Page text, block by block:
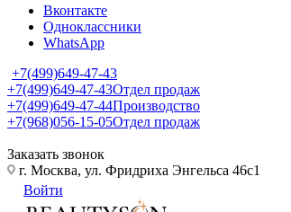
Вконтакте
Одноклассники
WhatsApp
+7(499)649-47-43
+7(499)649-47-43Отдел продаж
+7(499)649-47-44Производство
+7(968)056-15-05Отдел продаж
Заказать звонок
г. Москва, ул. Фридриха Энгельса 46с1
Войти